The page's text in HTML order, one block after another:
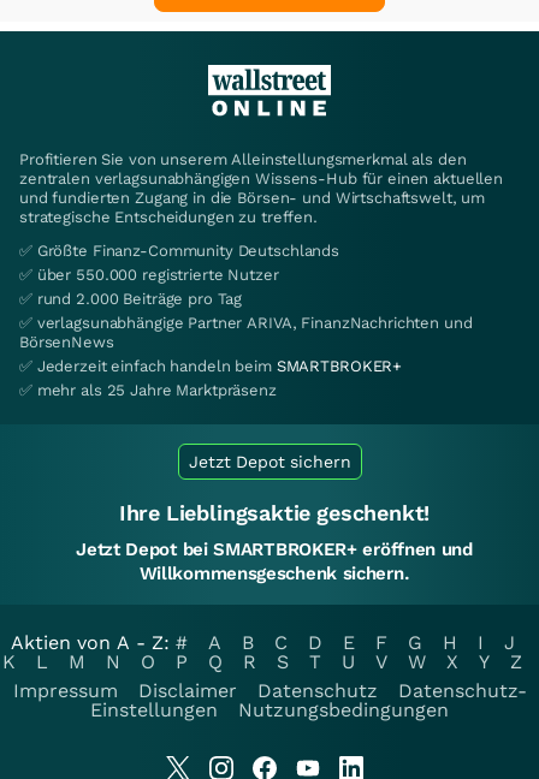
Profitieren Sie von unserem Alleinstellungsmerkmal als den
zentralen verlagsunabhängigen Wissens-Hub für einen aktuellen
und fundierten Zugang in die Börsen- und Wirtschaftswelt, um
strategische Entscheidungen zu treffen.
✅ Größte Finanz-Community Deutschlands
✅ über 550.000 registrierte Nutzer
✅ rund 2.000 Beiträge pro Tag
✅ verlagsunabhängige Partner ARIVA, FinanzNachrichten und
BörsenNews
✅ Jederzeit einfach handeln beim SMARTBROKER+
✅ mehr als 25 Jahre Marktpräsenz
Jetzt Depot sichern
Ihre Lieblingsaktie geschenkt!
Jetzt Depot bei SMARTBROKER+ eröffnen und
Willkommensgeschenk sichern.
Aktien von A - Z: # A B C D E F G H I
J
K
L M N O P Q R S T U V W X Y
Z
Impressum
Disclaimer Datenschutz
Datenschutz-
Einstellungen
Nutzungsbedingungen